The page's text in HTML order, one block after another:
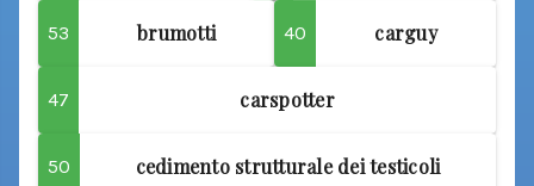
53 brumotti 40 carguy
47 carspotter
50 cedimento strutturale dei testicoli